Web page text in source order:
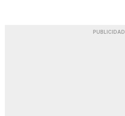
PUBLICIDAD